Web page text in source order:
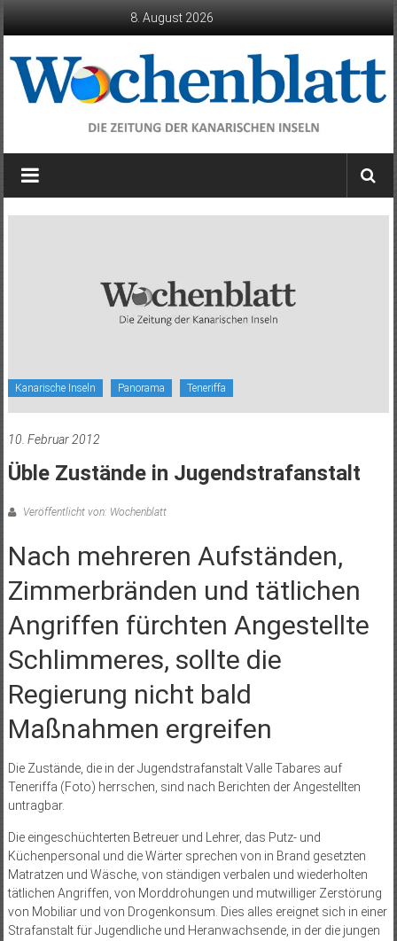
8. August 2026
Wochenblatt
die
Kanarische Inseln Panorama Teneriffa
10. Februar 2012
Üble Zustände in Jugendstrafanstalt
Veröffentlicht von: Wochenblatt
Nach mehreren Aufständen,
Zimmerbränden und tätlichen
Angriffen fürchten Angestellte
Schlimmeres, sollte die
Regierung nicht bald
Maßnahmen ergreifen
Die Zustände, die in der Jugendstrafanstalt Valle Tabares auf
Teneriffa (Foto) herrschen, sind nach Berichten der Angestellten
untragbar.
Die eingeschüchterten Betreuer und Lehrer, das Putz- und
Küchenpersonal und die Wärter sprechen von in Brand gesetzten
Matratzen und Wäsche, von ständigen verbalen und wiederholten
tätlichen Angriffen, von Morddrohungen und mutwilliger Zerstörung
von Mobiliar und von Drogenkonsum. Dies alles ereignet sich in einer
Strafanstalt für Jugendliche und Heranwachsende, in der die jungen